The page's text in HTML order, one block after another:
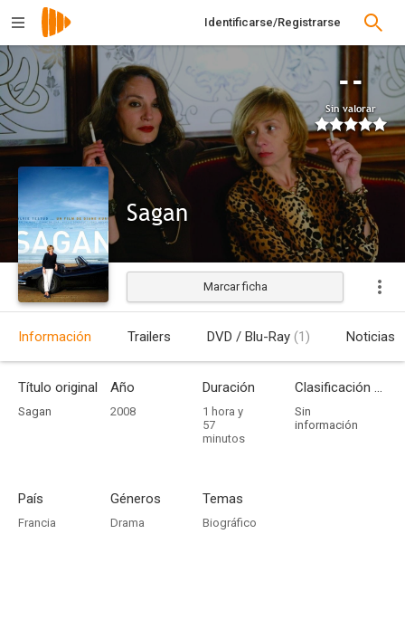
Identificarse/Registrarse
--
Sin valorar
Sagan
Estrenada
Marcar ficha
Información Trailers DVD / Blu-Ray (1) Noticias
Título original
Sagan
Año
2008
Duración
1 hora y
57
minutos
Clasificación por edades
Sin
información
País
Francia
Géneros
Drama
Temas
Biográfico